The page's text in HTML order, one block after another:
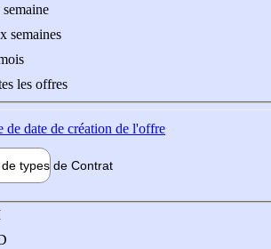
semaines
les offres
date de création de l'offre
types de Contrat